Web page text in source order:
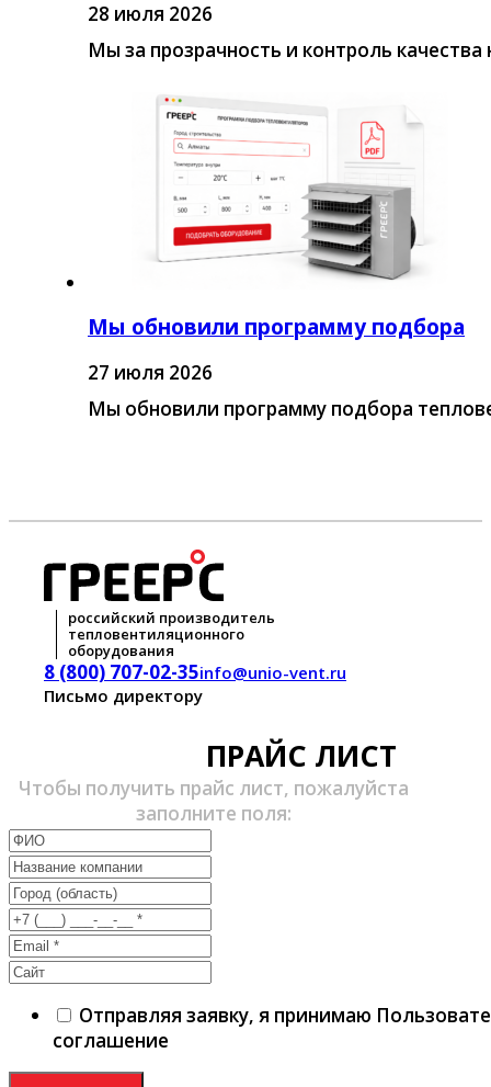
28 июля 2026
Мы за прозрачность и контроль
Мы обновили программу подбора
27 июля 2026
Мы обновили программу подбора
российский производитель
тепловентиляционного
оборудования
8 (800) 707-02-35info@unio-vent.ru
Письмо директору
ПРАЙС ЛИСТ
Чтобы получить прайс лист, пожалуйста
заполните поля:
Отправляя заявку, я принимаю
соглашение